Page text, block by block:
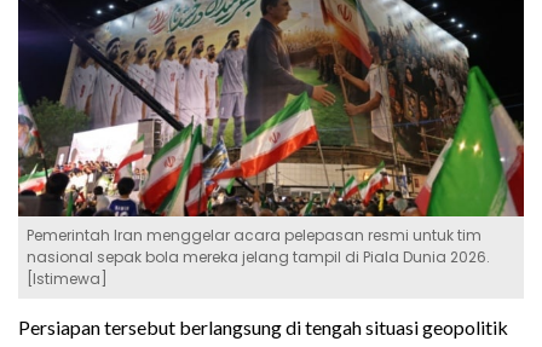
Pemerintah Iran menggelar acara pelepasan resmi untuk tim
nasional sepak bola mereka jelang tampil di Piala Dunia 2026.
[Istimewa]
Persiapan tersebut berlangsung di tengah situasi geopolitik